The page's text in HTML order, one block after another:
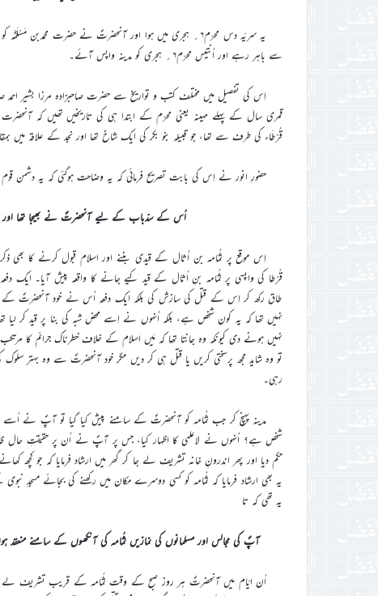
یہ سریّہ دس محرّم۶؍ ہجری میں ہوا اور آنحضرتؐ نے حضرت
سے باہر رہے اور اُنتیس محرّم۶؍ ہجری کو مدینہ واپس آئے۔
قمری سال کے پہلے مہینہ یعنی محرّم کے ابتدا ہی کی تاریخیں تھیں کہ آنحضرت
قُرْطَاء کی طرف سے تھا، جو قبیلہ بنو بکر کی ایک شاخ تھا اور نجد کے علاقہ میں
حضورِ انور نے اِس کی بابت تصریح فرمائی کہ یہ وضاحت ہوگئی کہ یہ دشمن
اُس کے سدّباب کے لیے آنحضرتؐ نے بھیجا تھا اور
اِس موقع پر ثُمامہ بن اُثال کے قیدی بننے اور اسلام قبول کرنے کا بھی
قُرْطا کی واپسی پر ثُمامہ بن اُثال کے قید کیے جانے کا واقعہ پیش آیا۔ ایک
طاق رکھ کر اِس کے قتل کی سازش کی بلکہ ایک دفعہ اُس نے خود آنحضرتؐ کے قتل
نہیں تھا کہ یہ کون شخص ہے، بلکہ اُنہوں نے اِسے محض شبہ کی بنا پر قید کر
نہیں ہونے دی کیونکہ وہ جانتا تھا کہ مَیں اسلام کے خلاف خطرناک جرائم کا
تو وہ شاید مجھ پرسختی کریں یا قتل ہی کر دیں مگر خود آنحضرتؐ سے وہ بہتر سلوک کی
رہی۔
مدینہ پہنچ کر جب ثُمامہ کو آنحضرتؐ کے سامنے پیش کیا گیا تو آپؐ نے اُسے
شخص ہے؟ اُنہوں نے لاعلمی کا اظہار کیا، جس پر آپؐ نے اُن پر حقیقتِ
حکم دیا اور پھر اندرونِ خانہ تشریف لے جا کر گھر میں ارشاد فرمایا کہ جو
یہ بھی ارشاد فرمایا کہ ثُمامہ کو کسی دوسرے مکان میں رکھنے کی بجائے
یہ تھی کہ تا
آپؐ کی مجالس اور مسلمانوں کی نمازیں ثُمامہ کی آنکھوں کے سامنے
اُن ایّام میں آنحضرتؐ ہر روز صبح کے وقت ثُمامہ کے قریب تشریف لے